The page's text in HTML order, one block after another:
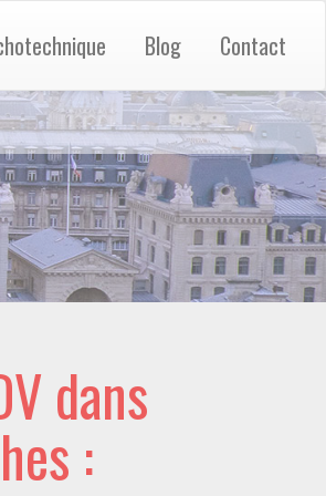
Blog Contact
dans
: